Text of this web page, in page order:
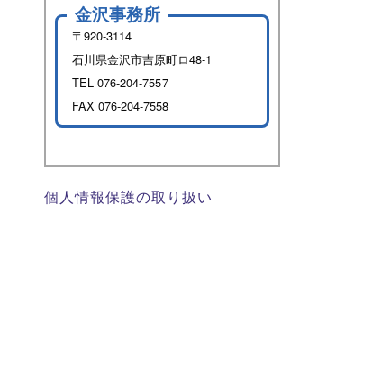
金沢事務所
〒920-3114
石川県金沢市吉原町ロ48-1
TEL 076-204-7557
FAX 076-204-7558
個人情報保護の取り扱い